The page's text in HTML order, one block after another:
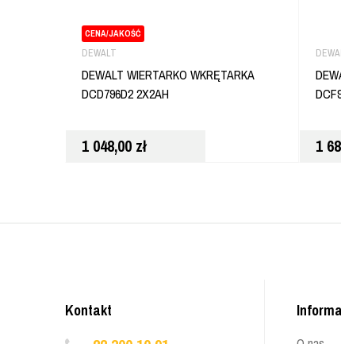
CENA/JAKOŚĆ
DEWALT
DEWALT WIERTARKO WKRĘTARKA
DCD796D2 2X2AH
1 048,00 zł 1
Kontakt